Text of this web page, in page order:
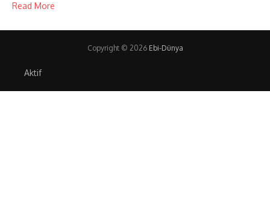
Read More
Copyright © 2026 Ebi-Dünya
Aktif